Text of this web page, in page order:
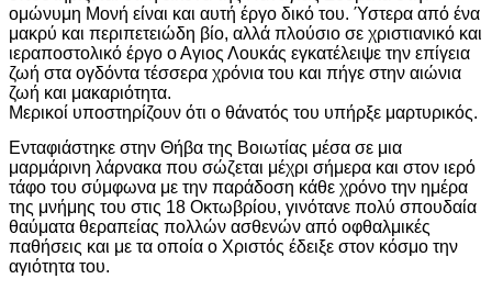
ομώνυμη Μονή είναι και αυτή έργο δικό του. Ύστερα από ένα
μακρύ και περιπετειώδη βίο, αλλά πλούσιο σε χριστιανικό και
ιεραποστολικό έργο ο Αγιος Λουκάς εγκατέλειψε την επίγεια
ζωή στα ογδόντα τέσσερα χρόνια του και πήγε στην αιώνια
ζωή και μακαριότητα.
Μερικοί υποστηρίζουν ότι ο θάνατός του υπήρξε μαρτυρικός.
Ενταφιάστηκε στην Θήβα της Βοιωτίας μέσα σε μια
μαρμάρινη λάρνακα που σώζεται μέχρι σήμερα και στον ιερό
τάφο του σύμφωνα με την παράδοση κάθε χρόνο την ημέρα
της μνήμης του στις 18 Οκτωβρίου, γινότανε πολύ σπουδαία
θαύματα θεραπείας πολλών ασθενών από οφθαλμικές
παθήσεις και με τα οποία ο Χριστός έδειξε στον κόσμο την
αγιότητα του.